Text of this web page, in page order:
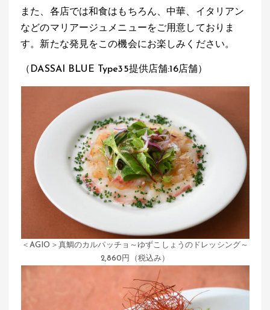
また、各店では和食はもちろん、中華、イタリアン
などのマリアージュメニューをご用意しておりま
す。新たな発見をこの機会にお楽しみください。
（DASSAI BLUE Type35提供店舗:16店舗）
＜AGIO＞真鯛のカルパッチョ～ゆずこしょうのドレッシング～
2,860円（税込み）